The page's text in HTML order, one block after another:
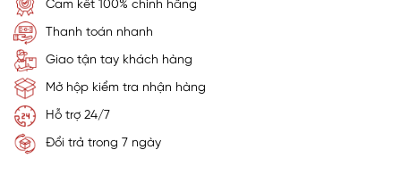
Cam kết 100% chính hãng
Thanh toán nhanh
Giao tận tay khách hàng
Mở hộp kiểm tra nhận hàng
Hỗ trợ 24/7
Đổi trả trong 7 ngày